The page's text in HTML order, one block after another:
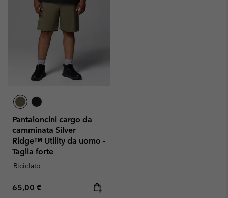
Pantaloncini cargo da
camminata Silver
Ridge™ Utility da uomo -
Taglia forte
Riciclato
Regular price:
65,00 €